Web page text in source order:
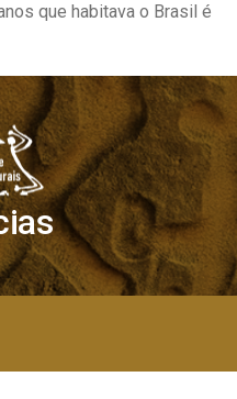
que habitava o Brasil é